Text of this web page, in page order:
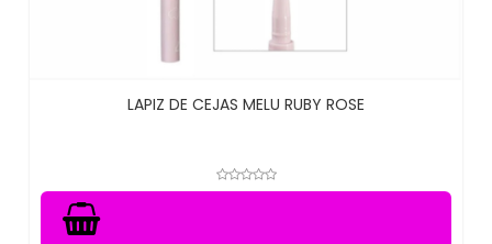
LAPIZ DE CEJAS MELU RUBY ROSE